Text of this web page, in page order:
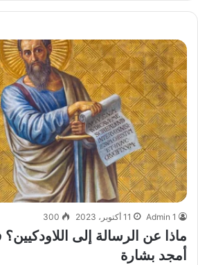
Admin 1 11 أكتوبر، 2023 300
ماذا عن الرسالة إلى
أمجد بشارة